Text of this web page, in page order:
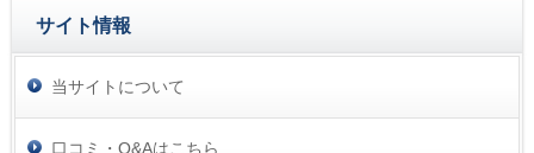
サイト情報
当サイトについて
口コミ・Q&Aはこちら